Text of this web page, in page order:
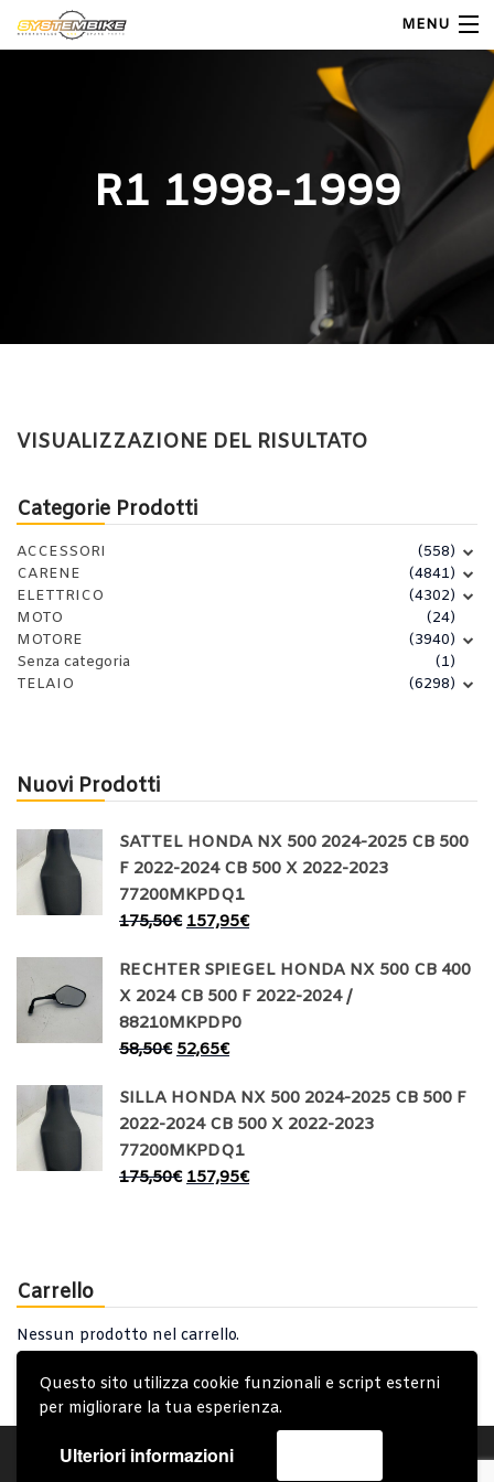
Questo sito utilizza cookie funzionali e script esterni
per migliorare la tua esperienza.
Ulteriori informazioni
MENU
Shop MotoR1 1998-1999
Categorie Prodotti
ACCESSORI
(558)
CARENE
(4841)
ELETTRICO
(4302)
MOTO
(24)
MOTORE
(3940)
Senza categoria
(1)
TELAIO
(6298)
Nuovi Prodotti
SATTEL HONDA NX 500 2024-2025 CB 500
F 2022-2024 CB 500 X 2022-2023
77200MKPDQ1
175,50€ 157,95€
RECHTER SPIEGEL HONDA NX 500 CB 400
X 2024 CB 500 F 2022-2024 /
88210MKPDP0
58,50€ 52,65€
SILLA HONDA NX 500 2024-2025 CB 500 F
2022-2024 CB 500 X 2022-2023
77200MKPDQ1
175,50€ 157,95€
Carrello
Nessun prodotto nel carrello.
VISUALIZZAZIONE DEL RISULTATO
Account Condizioni Generali